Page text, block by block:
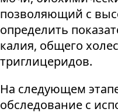
позволяющий с
определить
калия, общего
триглицеридов.
На следующем
обследование с